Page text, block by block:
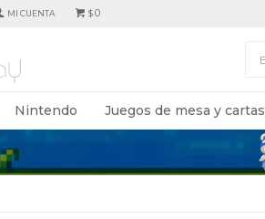
Nintendo Juegos de mesa y cartas
$0